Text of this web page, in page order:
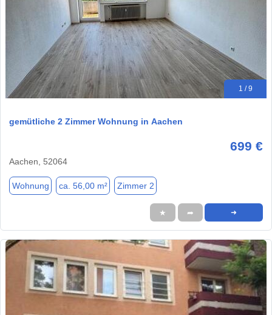
1 / 9
gemütliche 2 Zimmer Wohnung in Aachen
699 €
Aachen, 52064
Wohnung ca. 56,00 m² Zimmer 2
★ ➦ ➜